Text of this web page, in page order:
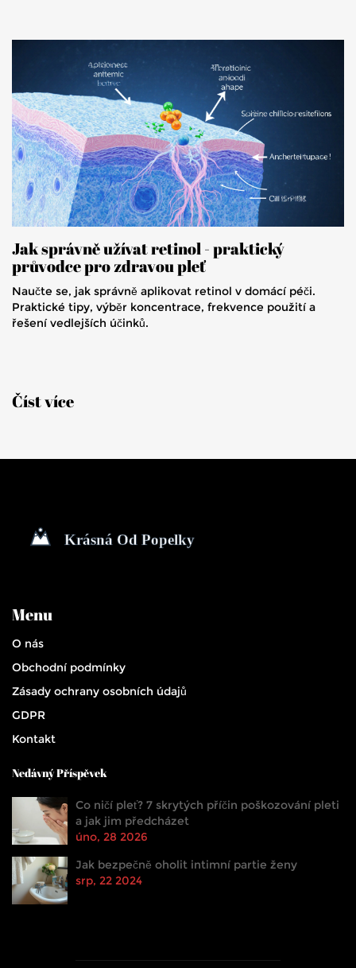
Jak správně užívat retinol - praktický
průvodce pro zdravou pleť
Naučte se, jak správně aplikovat retinol v domácí péči.
Praktické tipy, výběr koncentrace, frekvence použití a
řešení vedlejších účinků.
Číst více
Menu
O nás
Obchodní podmínky
Zásady ochrany osobních údajů
GDPR
Kontakt
Nedávný Příspěvek
Co ničí pleť? 7 skrytých příčin poškozování pleti
a jak jim předcházet
úno, 28 2026
Jak bezpečně oholit intimní partie ženy
srp, 22 2024